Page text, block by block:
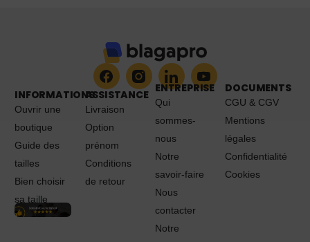
INFORMATIONS
Ouvrir une
boutique
Guide des
tailles
Bien choisir
sa taille
ASSISTANCE
Livraison
Option
prénom
Conditions
de retour
ENTREPRISE
Qui
sommes-
nous
Notre
savoir-faire
Nous
contacter
Notre
DOCUMENTS
CGU & CGV
Mentions
légales
Confidentialité
Cookies